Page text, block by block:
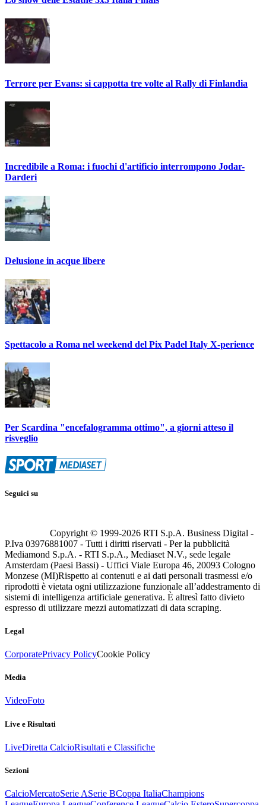
Terrore per Evans: si cappotta tre volte al Rally di Finlandia
Incredibile a Roma: i fuochi d'artificio interrompono Jodar-
Darderi
Delusione in acque libere
Spettacolo a Roma nel weekend del Pix Padel Italy X-perience
Per Scardina "encefalogramma ottimo", a giorni atteso il
risveglio
Seguici su
Copyright © 1999-2026 RTI S.p.A. Business Digital -
P.Iva 03976881007 - Tutti i diritti riservati - Per la pubblicità
Mediamond S.p.A. - RTI S.p.A., Mediaset N.V., sede legale
Amsterdam (Paesi Bassi) - Uffici Viale Europa 46, 20093 Cologno
Monzese (MI)Rispetto ai contenuti e ai dati personali trasmessi e/o
riprodotti è vietata ogni utilizzazione funzionale all’addestramento di
sistemi di intelligenza artificiale generativa. È altresì fatto divieto
espresso di utilizzare mezzi automatizzati di data scraping.
Legal
CorporatePrivacy PolicyCookie Policy
Media
VideoFoto
Live e Risultati
LiveDiretta CalcioRisultati e Classifiche
Sezioni
CalcioMercatoSerie ASerie BCoppa ItaliaChampions